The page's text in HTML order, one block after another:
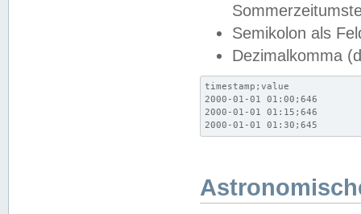
Semikolon als
Dezimalkomma
timestamp;value
2000-01-01 01:00;646
2000-01-01 01:15;646
2000-01-01 01:30;645